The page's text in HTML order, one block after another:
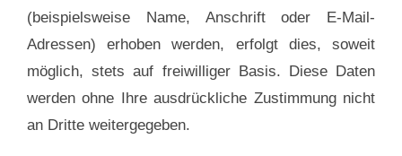
(beispielsweise Name, Anschrift oder E-Mail-
Adressen) erhoben werden, erfolgt dies, soweit
möglich, stets auf freiwilliger Basis. Diese Daten
werden ohne Ihre ausdrückliche Zustimmung nicht
an Dritte weitergegeben.